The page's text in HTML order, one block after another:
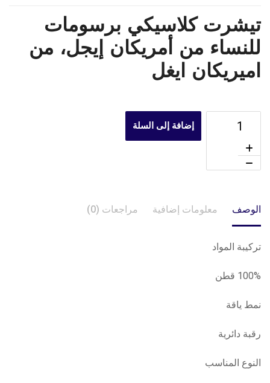
تيشرت كلاسيكي برسومات
للنساء من أمريكان إيجل، من
اميريكان ايغل
إضافة إلى السلة
الوصف معلومات إضافية مراجعات (0)
تركيبة المواد
100% قطن
نمط ياقة
رقبة دائرية
النوع المناسب